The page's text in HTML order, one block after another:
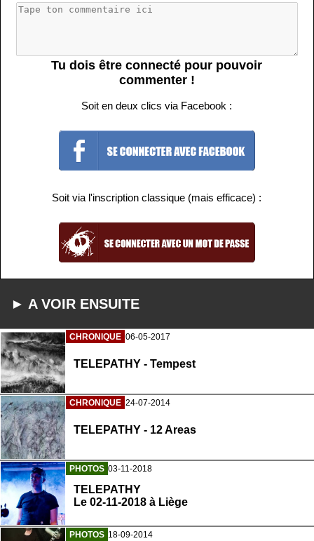
Tu dois être connecté pour pouvoir
commenter !
Soit en deux clics via Facebook :
Soit via l'inscription classique (mais efficace) :
► A VOIR ENSUITE
CHRONIQUE 06-05-2017
TELEPATHY - Tempest
CHRONIQUE 24-07-2014
TELEPATHY - 12 Areas
PHOTOS 03-11-2018
TELEPATHY
Le 02-11-2018 à Liège
PHOTOS 18-09-2014